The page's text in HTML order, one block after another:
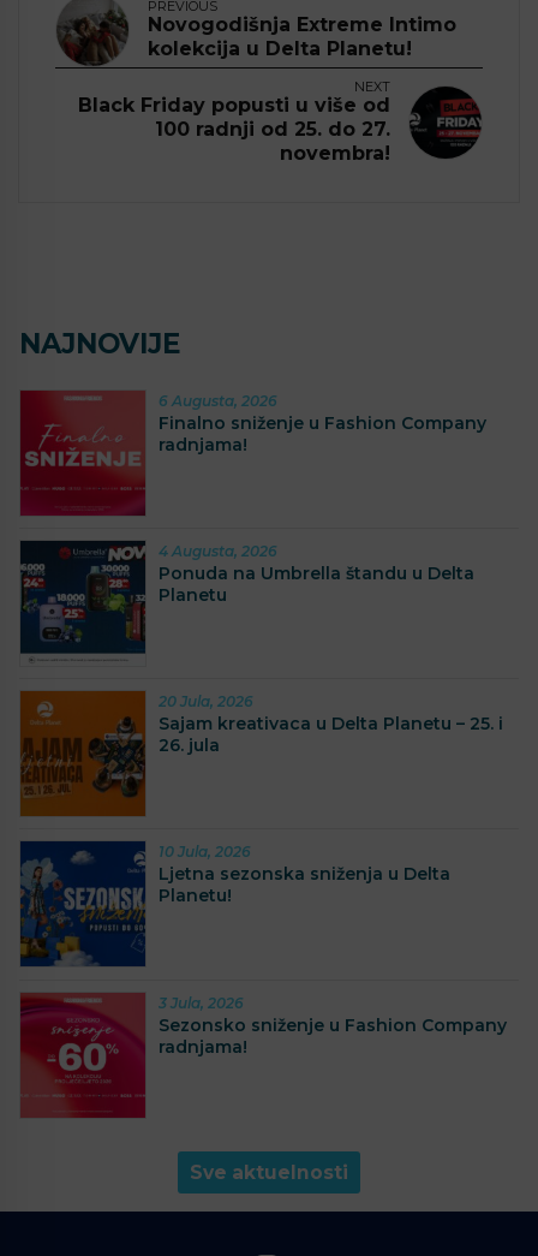
PREVIOUS
Novogodišnja Extreme Intimo
kolekcija u Delta Planetu!
NEXT
Black Friday popusti u više od
100 radnji od 25. do 27.
novembra!
NAJNOVIJE
6 Augusta, 2026
Finalno sniženje u Fashion Company
radnjama!
4 Augusta, 2026
Ponuda na Umbrella štandu u Delta
Planetu
20 Jula, 2026
Sajam kreativaca u Delta Planetu – 25. i
26. jula
10 Jula, 2026
Ljetna sezonska sniženja u Delta
Planetu!
3 Jula, 2026
Sezonsko sniženje u Fashion Company
radnjama!
Sve aktuelnosti